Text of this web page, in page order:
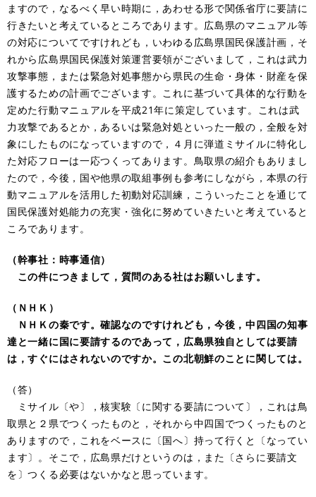
ますので，なるべく早い時期に，あわせる形で関係省庁に要請に
行きたいと考えているところであります。広島県のマニュアル等
の対応についてですけれども，いわゆる広島県国民保護計画，そ
れから広島県国民保護対策運営要領がございまして，これは武力
攻撃事態，または緊急対処事態から県民の生命・身体・財産を保
護するための計画でございます。これに基づいて具体的な行動を
定めた行動マニュアルを平成21年に策定しています。これは武
力攻撃であるとか，あるいは緊急対処といった一般の，全般を対
象にしたものになっていますので，４月に弾道ミサイルに特化し
た対応フローは一応つくってあります。鳥取県の紹介もありまし
たので，今後，国や他県の取組事例も参考にしながら，本県の行
動マニュアルを活用した初動対応訓練，こういったことを通じて
国民保護対処能力の充実・強化に努めていきたいと考えていると
ころであります。
（幹事社：時事通信）
この件につきまして，質問のある社はお願いします。
（ＮＨＫ）
ＮＨＫの秦です。確認なのですけれども，今後，中四国の知事
達と一緒に国に要請するのであって，広島県独自としては要請
は，すぐにはされないのですか。この北朝鮮のことに関しては。
（答）
ミサイル〔や〕，核実験〔に関する要請について〕，これは鳥
取県と２県でつくったものと，それから中四国でつくったものと
ありますので，これをベースに〔国へ〕持って行くと〔なってい
ます〕。そこで，広島県だけというのは，また〔さらに要請文
を〕つくる必要はないかなと思っています。